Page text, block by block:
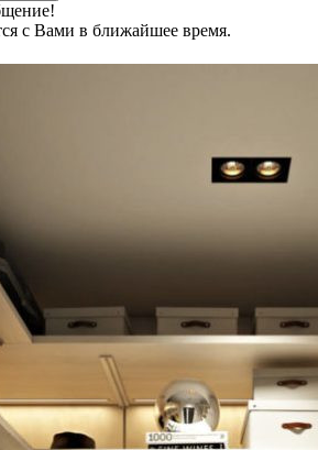
с Вами в ближайшее время.